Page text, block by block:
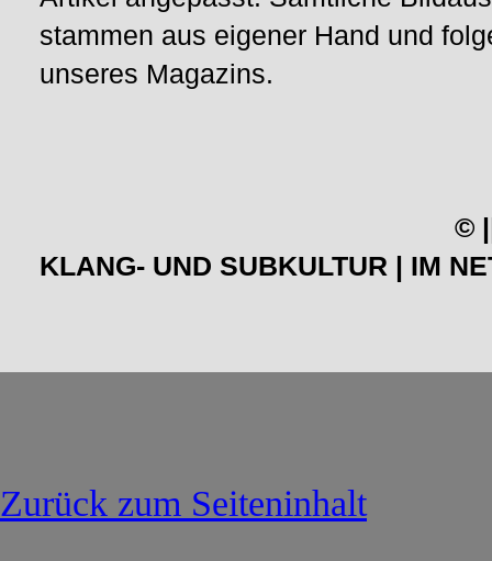
stammen aus eigener Hand und
unseres Magazins.
©
KLANG- UND SUBKULTUR | IM
Zurück zum Seiteninhalt